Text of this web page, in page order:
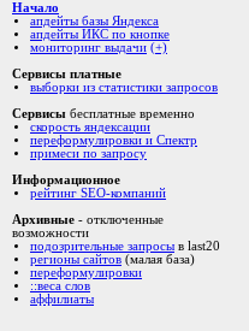
Начало
апдейты базы Яндекса
апдейты ИКС по кнопке
мониторинг выдачи (+)
Сервисы платные
выборки из статистики запросов
Сервисы бесплатные временно
скорость яндексации
переформулировки и Спектр
примеси по запросу
Информационное
рейтинг SEO-компаний
Архивные - отключенные
возможности
подозрительные запросы в last20
регионы сайтов (малая база)
переформулировки
::веса слов
аффилиаты